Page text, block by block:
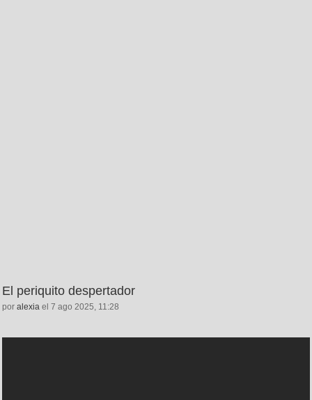
El periquito despertador
por alexia el 7 ago 2025, 11:28